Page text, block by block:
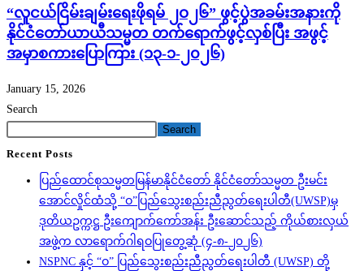
“လူငယ်ငြိမ်းချမ်းရေးဖိုရမ် ၂ဝ၂၆” ဖွင့်ပွဲအခမ်းအနားကို
နိုင်ငံတော်ယာယီသမ္မတ တက်ရောက်ဖွင့်လှစ်ပြီး အဖွင့်
အမှာစကားပြောကြား (၁၃-၁-၂၀၂၆)
January 15, 2026
Search
Search
Recent Posts
ပြည်ထောင်စုသမ္မတမြန်မာနိုင်ငံတော် နိုင်ငံတော်သမ္မတ ဦးမင်း
အောင်လှိုင်ထံသို့ “ဝ”ပြည်သွေးစည်းညီညွတ်ရေးပါတီ(UWSP)မှ
ဒုတိယဥက္ကဋ္ဌ ဦးကျောက်ကော်အန်း ဦးဆောင်သည့် ကိုယ်စားလှယ်
အဖွဲ့က လာရောက်ဂါရဝပြုတွေ့ဆုံ (၄-၈-၂၀၂၆)
NSPNC နှင့် “ဝ” ပြည်သွေးစည်းညီညွတ်ရေးပါတီ (UWSP) တို့